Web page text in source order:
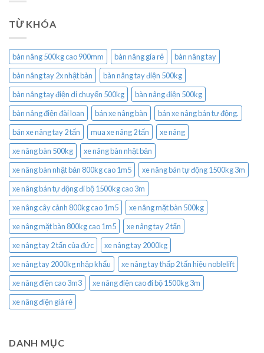
TỪ KHÓA
bàn nâng 500kg cao 900mm bàn nâng gía rẻ
bàn nâng tay
bàn nâng tay 2x nhật bản
bàn nâng tay điện 500kg
bàn nâng tay điện di chuyển 500kg
bàn nâng điện 500kg
bàn nâng điện đài loan
bán xe nâng bàn
bán xe nâng bán tự động.
bán xe nâng tay 2 tấn
mua xe nâng 2 tấn
xe nâng
xe nâng bàn 500kg
xe nâng bàn nhật bản
xe nâng bàn nhật bản 800kg cao 1m5
xe nâng bán tự động 1500kg 3m
xe nâng bán tự động đi bộ 1500kg cao 3m
xe nâng cây cảnh 800kg cao 1m5
xe nâng mặt bàn 500kg
xe nâng mặt bàn 800kg cao 1m5
xe nâng tay 2 tấn
xe nâng tay 2 tấn của đức
xe nâng tay 2000kg
xe nâng tay 2000kg nhập khẩu
xe nâng tay thấp 2 tấn hiệu noblelift
xe nâng điện cao 3m3
xe nâng điện cao đi bộ 1500kg 3m
xe nâng điện giá rẻ
DANH MỤC